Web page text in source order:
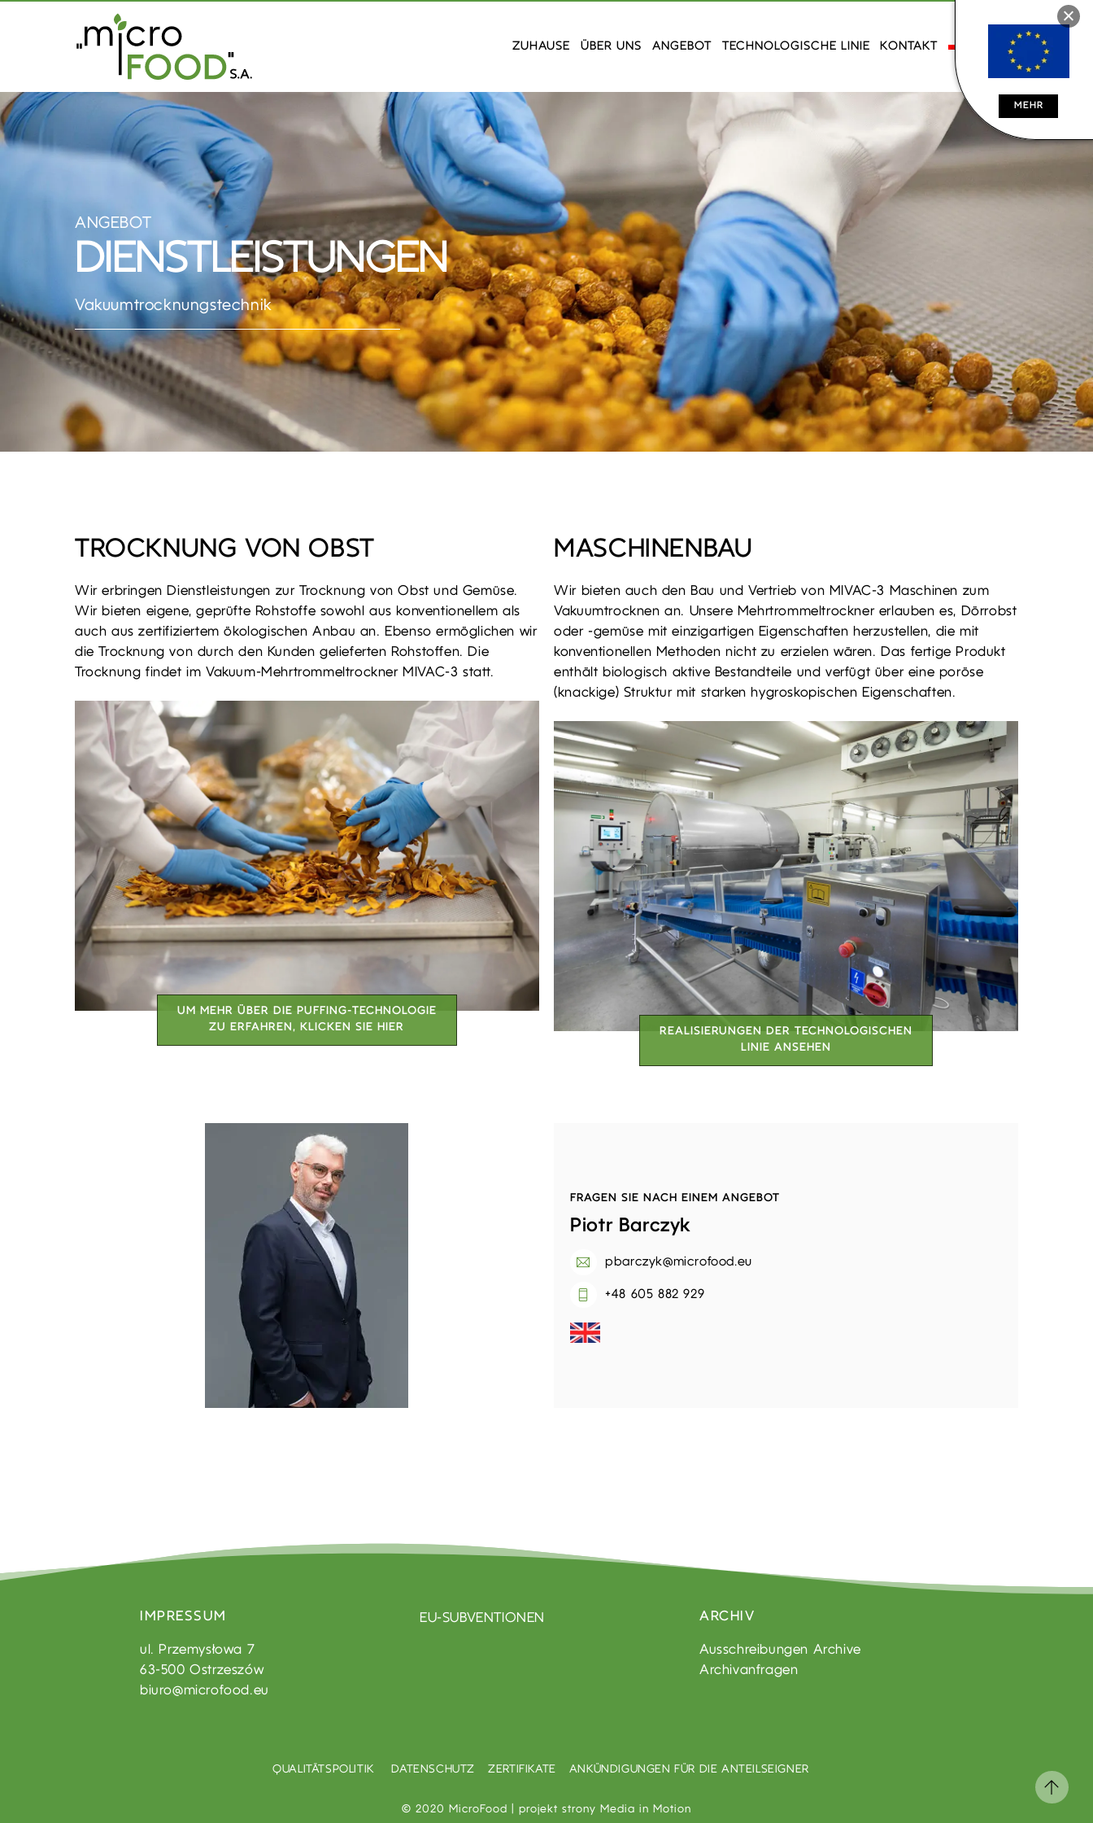
ZUHAUSE ÜBER UNS ANGEBOT TECHNOLOGISCHE LINIE KONTAKT
ANGEBOT
DIENSTLEISTUNGEN
Vakuumtrocknungstechnik
TROCKNUNG VON OBST
Wir erbringen Dienstleistungen zur Trocknung von Obst und Gemüse.
Wir bieten eigene, geprüfte Rohstoffe sowohl aus konventionellem als
auch aus zertifiziertem ökologischen Anbau an. Ebenso ermöglichen wir
die Trocknung von durch den Kunden gelieferten Rohstoffen. Die
Trocknung findet im Vakuum-Mehrtrommeltrockner MIVAC-3 statt.
UM MEHR ÜBER DIE PUFFING-TECHNOLOGIE
ZU ERFAHREN, KLICKEN SIE HIER
MASCHINENBAU
Wir bieten auch den Bau und Vertrieb von MIVAC-3 Maschinen zum
Vakuumtrocknen an. Unsere Mehrtrommeltrockner erlauben es, Dörrobst
oder -gemüse mit einzigartigen Eigenschaften herzustellen, die mit
konventionellen Methoden nicht zu erzielen wären. Das fertige Produkt
enthält biologisch aktive Bestandteile und verfügt über eine poröse
(knackige) Struktur mit starken hygroskopischen Eigenschaften.
REALISIERUNGEN DER TECHNOLOGISCHEN
LINIE ANSEHEN
FRAGEN SIE NACH EINEM ANGEBOT
Piotr Barczyk
pbarczyk@microfood.eu
+48 605 882 929
IMPRESSUM
ul. Przemysłowa 7
63-500 Ostrzeszów
biuro@microfood.eu
EU-SUBVENTIONEN ARCHIV
Ausschreibungen Archive
Archivanfragen
QUALITÄTSPOLITIK DATENSCHUTZ ZERTIFIKATE ANKÜNDIGUNGEN FÜR DIE ANTEILSEIGNER
© 2020 MicroFood | projekt strony Media in Motion
MEHR